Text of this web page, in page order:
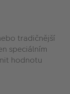
tradičnější
speciálním
hodnotu